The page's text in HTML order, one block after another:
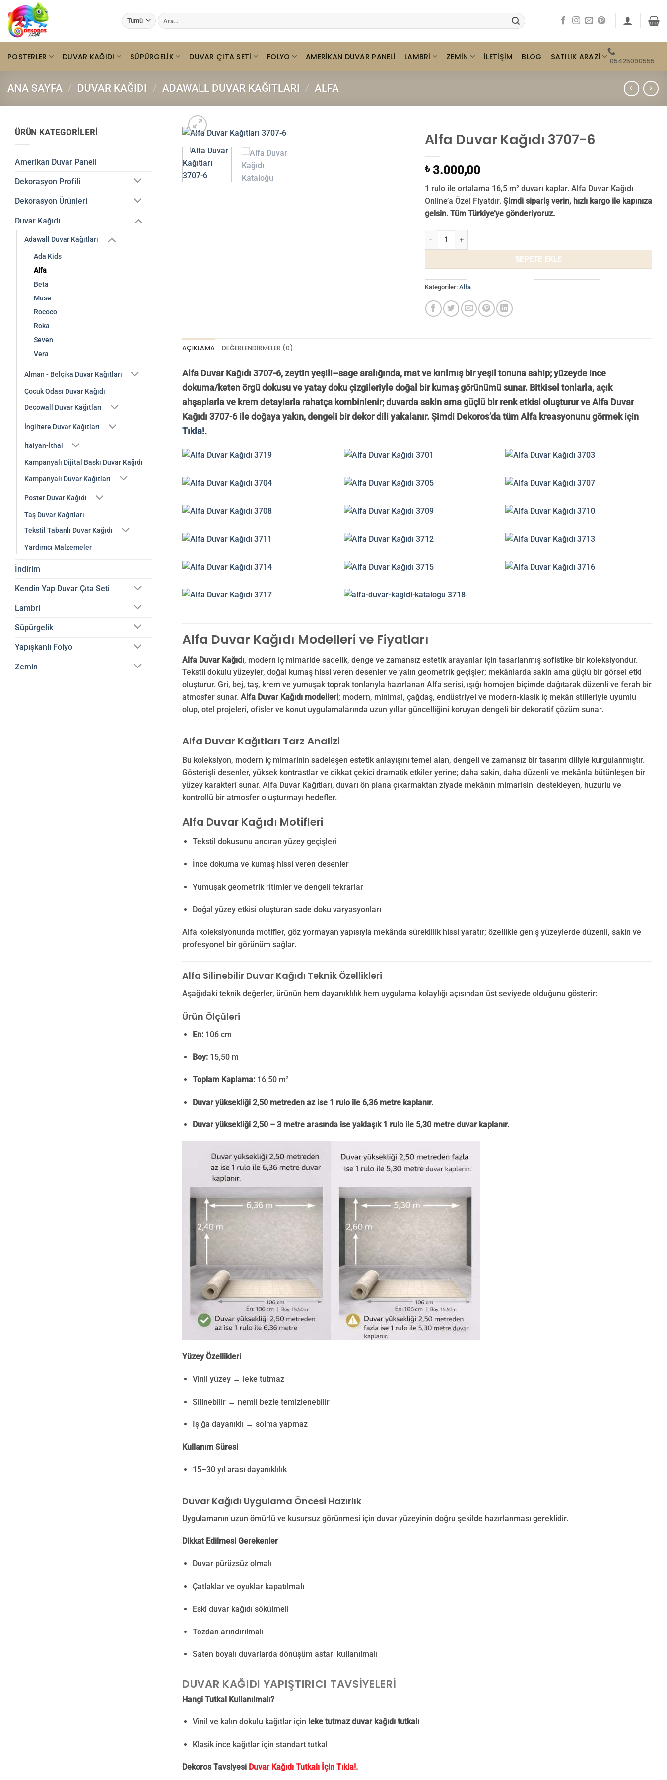
İçeriğe
atla
Ara:
POSTERLER DUVAR KAĞIDI SÜPÜRGELIK DUVAR ÇITA SETI FOLYO AMERIKAN DUVAR PANELI LAMBRI ZEMIN İLETIŞIM BLOG SATILIK ARAZI 05425090555
ANA SAYFA / DUVAR KAĞIDI / ADAWALL DUVAR KAĞITLARI / ALFA
ÜRÜN KATEGORILERI
Amerikan Duvar Paneli
Dekorasyon Profili
Dekorasyon Ürünleri
Duvar Kağıdı
Adawall Duvar Kağıtları
Ada Kids
Alfa
Beta
Muse
Rococo
Roka
Seven
Vera
Alman - Belçika Duvar Kağıtları
Çocuk Odası Duvar Kağıdı
Decowall Duvar Kağıtları
İngiltere Duvar Kağıtları
İtalyan-İthal
Kampanyalı Dijital Baskı Duvar Kağıdı
Kampanyalı Duvar Kağıtları
Poster Duvar Kağıdı
Taş Duvar Kağıtları
Tekstil Tabanlı Duvar Kağıdı
Yardımcı Malzemeler
İndirim
Kendin Yap Duvar Çıta Seti
Lambri
Süpürgelik
Yapışkanlı Folyo
Zemin
Alfa Duvar Kağıdı 3707-6
₺3.000,00
1 rulo ile ortalama 16,5 m² duvarı kaplar. Alfa Duvar Kağıdı
Online’a Özel Fiyatdır. Şimdi sipariş verin, hızlı kargo ile kapınıza
gelsin. Tüm Türkiye’ye gönderiyoruz.
Alfa Duvar Kağıdı 3707-6 adet
SEPETE EKLE
Kategoriler: Alfa
AÇIKLAMA DEĞERLENDIRMELER (0)
Alfa Duvar Kağıdı 3707-6, zeytin yeşili–sage aralığında, mat ve kırılmış bir yeşil tonuna sahip; yüzeyde ince
dokuma/keten örgü dokusu ve yatay doku çizgileriyle doğal bir kumaş görünümü sunar. Bitkisel tonlarla, açık
ahşaplarla ve krem detaylarla rahatça kombinlenir; duvarda sakin ama güçlü bir renk etkisi oluşturur ve Alfa Duvar
Kağıdı 3707-6 ile doğaya yakın, dengeli bir dekor dili yakalanır. Şimdi Dekoros’da tüm Alfa kreasyonunu görmek için
Tıkla!.
Alfa Duvar Kağıdı Modelleri ve Fiyatları
Alfa Duvar Kağıdı, modern iç mimaride sadelik, denge ve zamansız estetik arayanlar için tasarlanmış sofistike bir koleksiyondur.
Tekstil dokulu yüzeyler, doğal kumaş hissi veren desenler ve yalın geometrik geçişler; mekânlarda sakin ama güçlü bir görsel etki
oluşturur. Gri, bej, taş, krem ve yumuşak toprak tonlarıyla hazırlanan Alfa serisi, ışığı homojen biçimde dağıtarak düzenli ve ferah bir
atmosfer sunar. Alfa Duvar Kağıdı modelleri; modern, minimal, çağdaş, endüstriyel ve modern-klasik iç mekân stilleriyle uyumlu
olup, otel projeleri, ofisler ve konut uygulamalarında uzun yıllar güncelliğini koruyan dengeli bir dekoratif çözüm sunar.
Alfa Duvar Kağıtları Tarz Analizi
Bu koleksiyon, modern iç mimarinin sadeleşen estetik anlayışını temel alan, dengeli ve zamansız bir tasarım diliyle kurgulanmıştır.
Gösterişli desenler, yüksek kontrastlar ve dikkat çekici dramatik etkiler yerine; daha sakin, daha düzenli ve mekânla bütünleşen bir
yüzey karakteri sunar. Alfa Duvar Kağıtları, duvarı ön plana çıkarmaktan ziyade mekânın mimarisini destekleyen, huzurlu ve
kontrollü bir atmosfer oluşturmayı hedefler.
Alfa Duvar Kağıdı Motifleri
Tekstil dokusunu andıran yüzey geçişleri
İnce dokuma ve kumaş hissi veren desenler
Yumuşak geometrik ritimler ve dengeli tekrarlar
Doğal yüzey etkisi oluşturan sade doku varyasyonları
Alfa koleksiyonunda motifler, göz yormayan yapısıyla mekânda süreklilik hissi yaratır; özellikle geniş yüzeylerde düzenli, sakin ve
profesyonel bir görünüm sağlar.
Alfa Silinebilir Duvar Kağıdı Teknik Özellikleri
Aşağıdaki teknik değerler, ürünün hem dayanıklılık hem uygulama kolaylığı açısından üst seviyede olduğunu gösterir:
Ürün Ölçüleri
En:106 cm
Boy:15,50 m
Toplam Kaplama:16,50 m²
Duvar yüksekliği 2,50 metreden az ise 1 rulo ile 6,36 metre kaplanır.
Duvar yüksekliği 2,50 – 3 metre arasında ise yaklaşık 1 rulo ile 5,30 metre duvar kaplanır.
Yüzey Özellikleri
Vinil yüzey → leke tutmaz
Silinebilir → nemli bezle temizlenebilir
Işığa dayanıklı → solma yapmaz
Kullanım Süresi
15–30 yıl arası dayanıklılık
Duvar Kağıdı Uygulama Öncesi Hazırlık
Uygulamanın uzun ömürlü ve kusursuz görünmesi için duvar yüzeyinin doğru şekilde hazırlanması gereklidir.
Dikkat Edilmesi Gerekenler
Duvar pürüzsüz olmalı
Çatlaklar ve oyuklar kapatılmalı
Eski duvar kağıdı sökülmeli
Tozdan arındırılmalı
Saten boyalı duvarlarda dönüşüm astarı kullanılmalı
DUVAR KAĞIDI YAPIŞTIRICI TAVSIYELERI
Hangi Tutkal Kullanılmalı?
Vinil ve kalın dokulu kağıtlar için leke tutmaz duvar kağıdı tutkalı
Klasik ince kağıtlar için standart tutkal
Dekoros Tavsiyesi Duvar Kağıdı Tutkalı İçin Tıkla!.